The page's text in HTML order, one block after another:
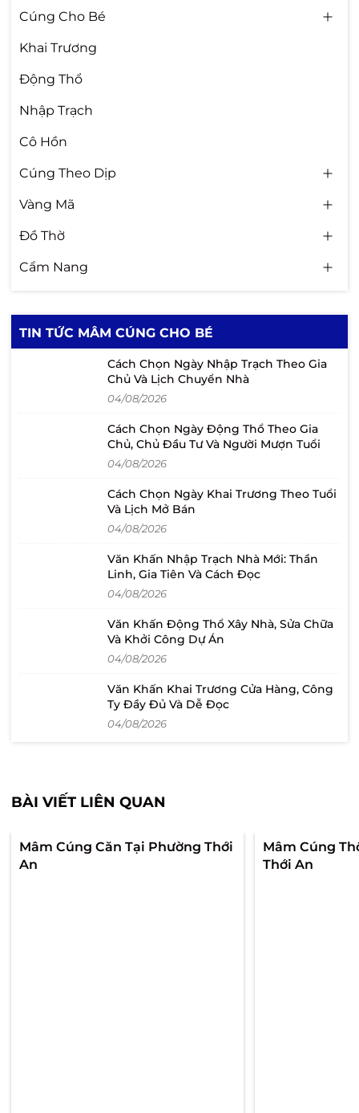
Cúng Cho Bé
Khai Trương
Động Thổ
Nhập Trạch
Cô Hồn
Cúng Theo Dịp
Vàng Mã
Đồ Thờ
Cẩm Nang
TIN TỨC MÂM CÚNG CHO BÉ
Cách Chọn Ngày Nhập Trạch Theo Gia
Chủ Và Lịch Chuyển Nhà
04/08/2026
Cách Chọn Ngày Động Thổ Theo Gia
Chủ, Chủ Đầu Tư Và Người Mượn Tuổi
04/08/2026
Cách Chọn Ngày Khai Trương Theo Tuổi
Và Lịch Mở Bán
04/08/2026
Văn Khấn Nhập Trạch Nhà Mới: Thần
Linh, Gia Tiên Và Cách Đọc
04/08/2026
Văn Khấn Động Thổ Xây Nhà, Sửa Chữa
Và Khởi Công Dự Án
04/08/2026
Văn Khấn Khai Trương Cửa Hàng, Công
Ty Đầy Đủ Và Dễ Đọc
04/08/2026
BÀI VIẾT LIÊN QUAN
Mâm Cúng Căn Tại Phường Thới
An
Mâm Cúng
Thới An